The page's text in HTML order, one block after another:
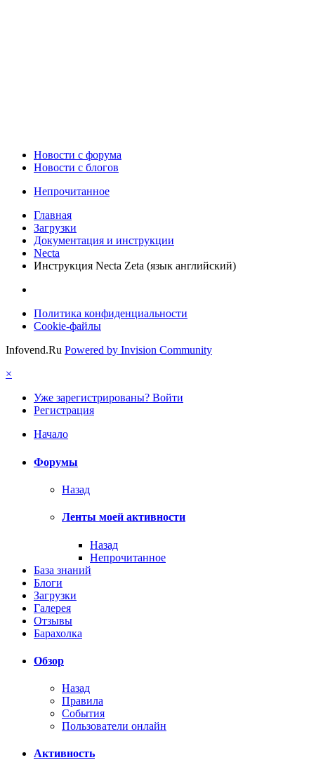
Новости c форума
Новости с блогов
Непрочитанное
Главная
Загрузки
Документация и инструкции
Necta
Инструкция Necta Zeta (язык английский)
Политика конфиденциальности
Cookie-файлы
Infovend.Ru Powered by Invision Community
×
Уже зарегистрированы? Войти
Регистрация
Начало
Форумы
Назад
Ленты моей активности
Назад
Непрочитанное
База знаний
Блоги
Загрузки
Галерея
Отзывы
Барахолка
Обзор
Назад
Правила
События
Пользователи онлайн
Активность